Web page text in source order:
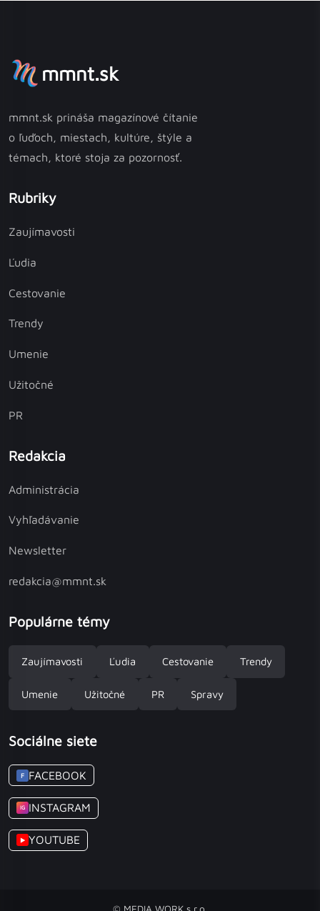
mmnt.sk
mmnt.sk prináša magazínové čítanie
o ľuďoch, miestach, kultúre, štýle a
témach, ktoré stoja za pozornosť.
Rubriky
Zaujímavosti
Ľudia
Cestovanie
Trendy
Umenie
Užitočné
PR
Redakcia
Administrácia
Vyhľadávanie
Newsletter
redakcia@mmnt.sk
Populárne témy
Zaujímavosti Ľudia Cestovanie Trendy
Umenie Užitočné PR Spravy
Sociálne siete
F FACEBOOK
IG INSTAGRAM
▶ YOUTUBE